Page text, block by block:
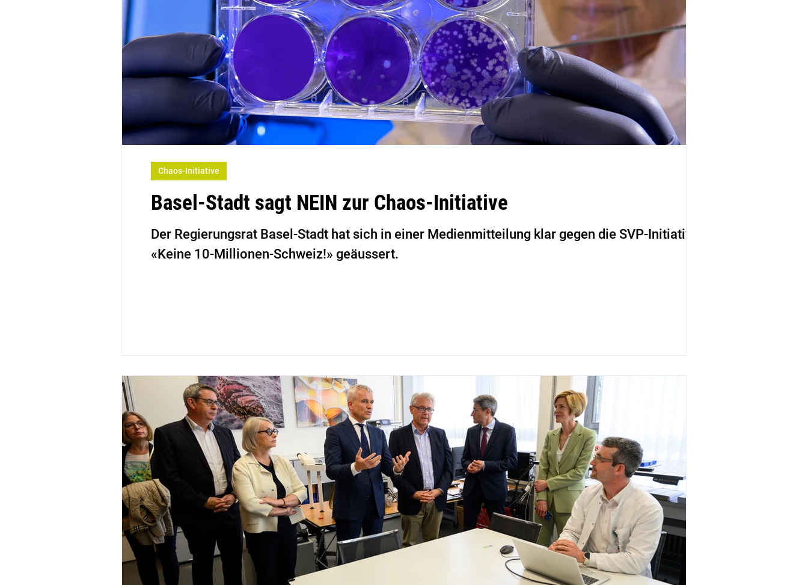
Basel-Stadt sagt NEIN zur Chaos-Initiative
Der Regierungsrat Basel-Stadt hat sich in einer Medienmitteilung klar gegen die SVP-Initiative
«Keine 10-Millionen-Schweiz!» geäussert.
Chaos-Initiative